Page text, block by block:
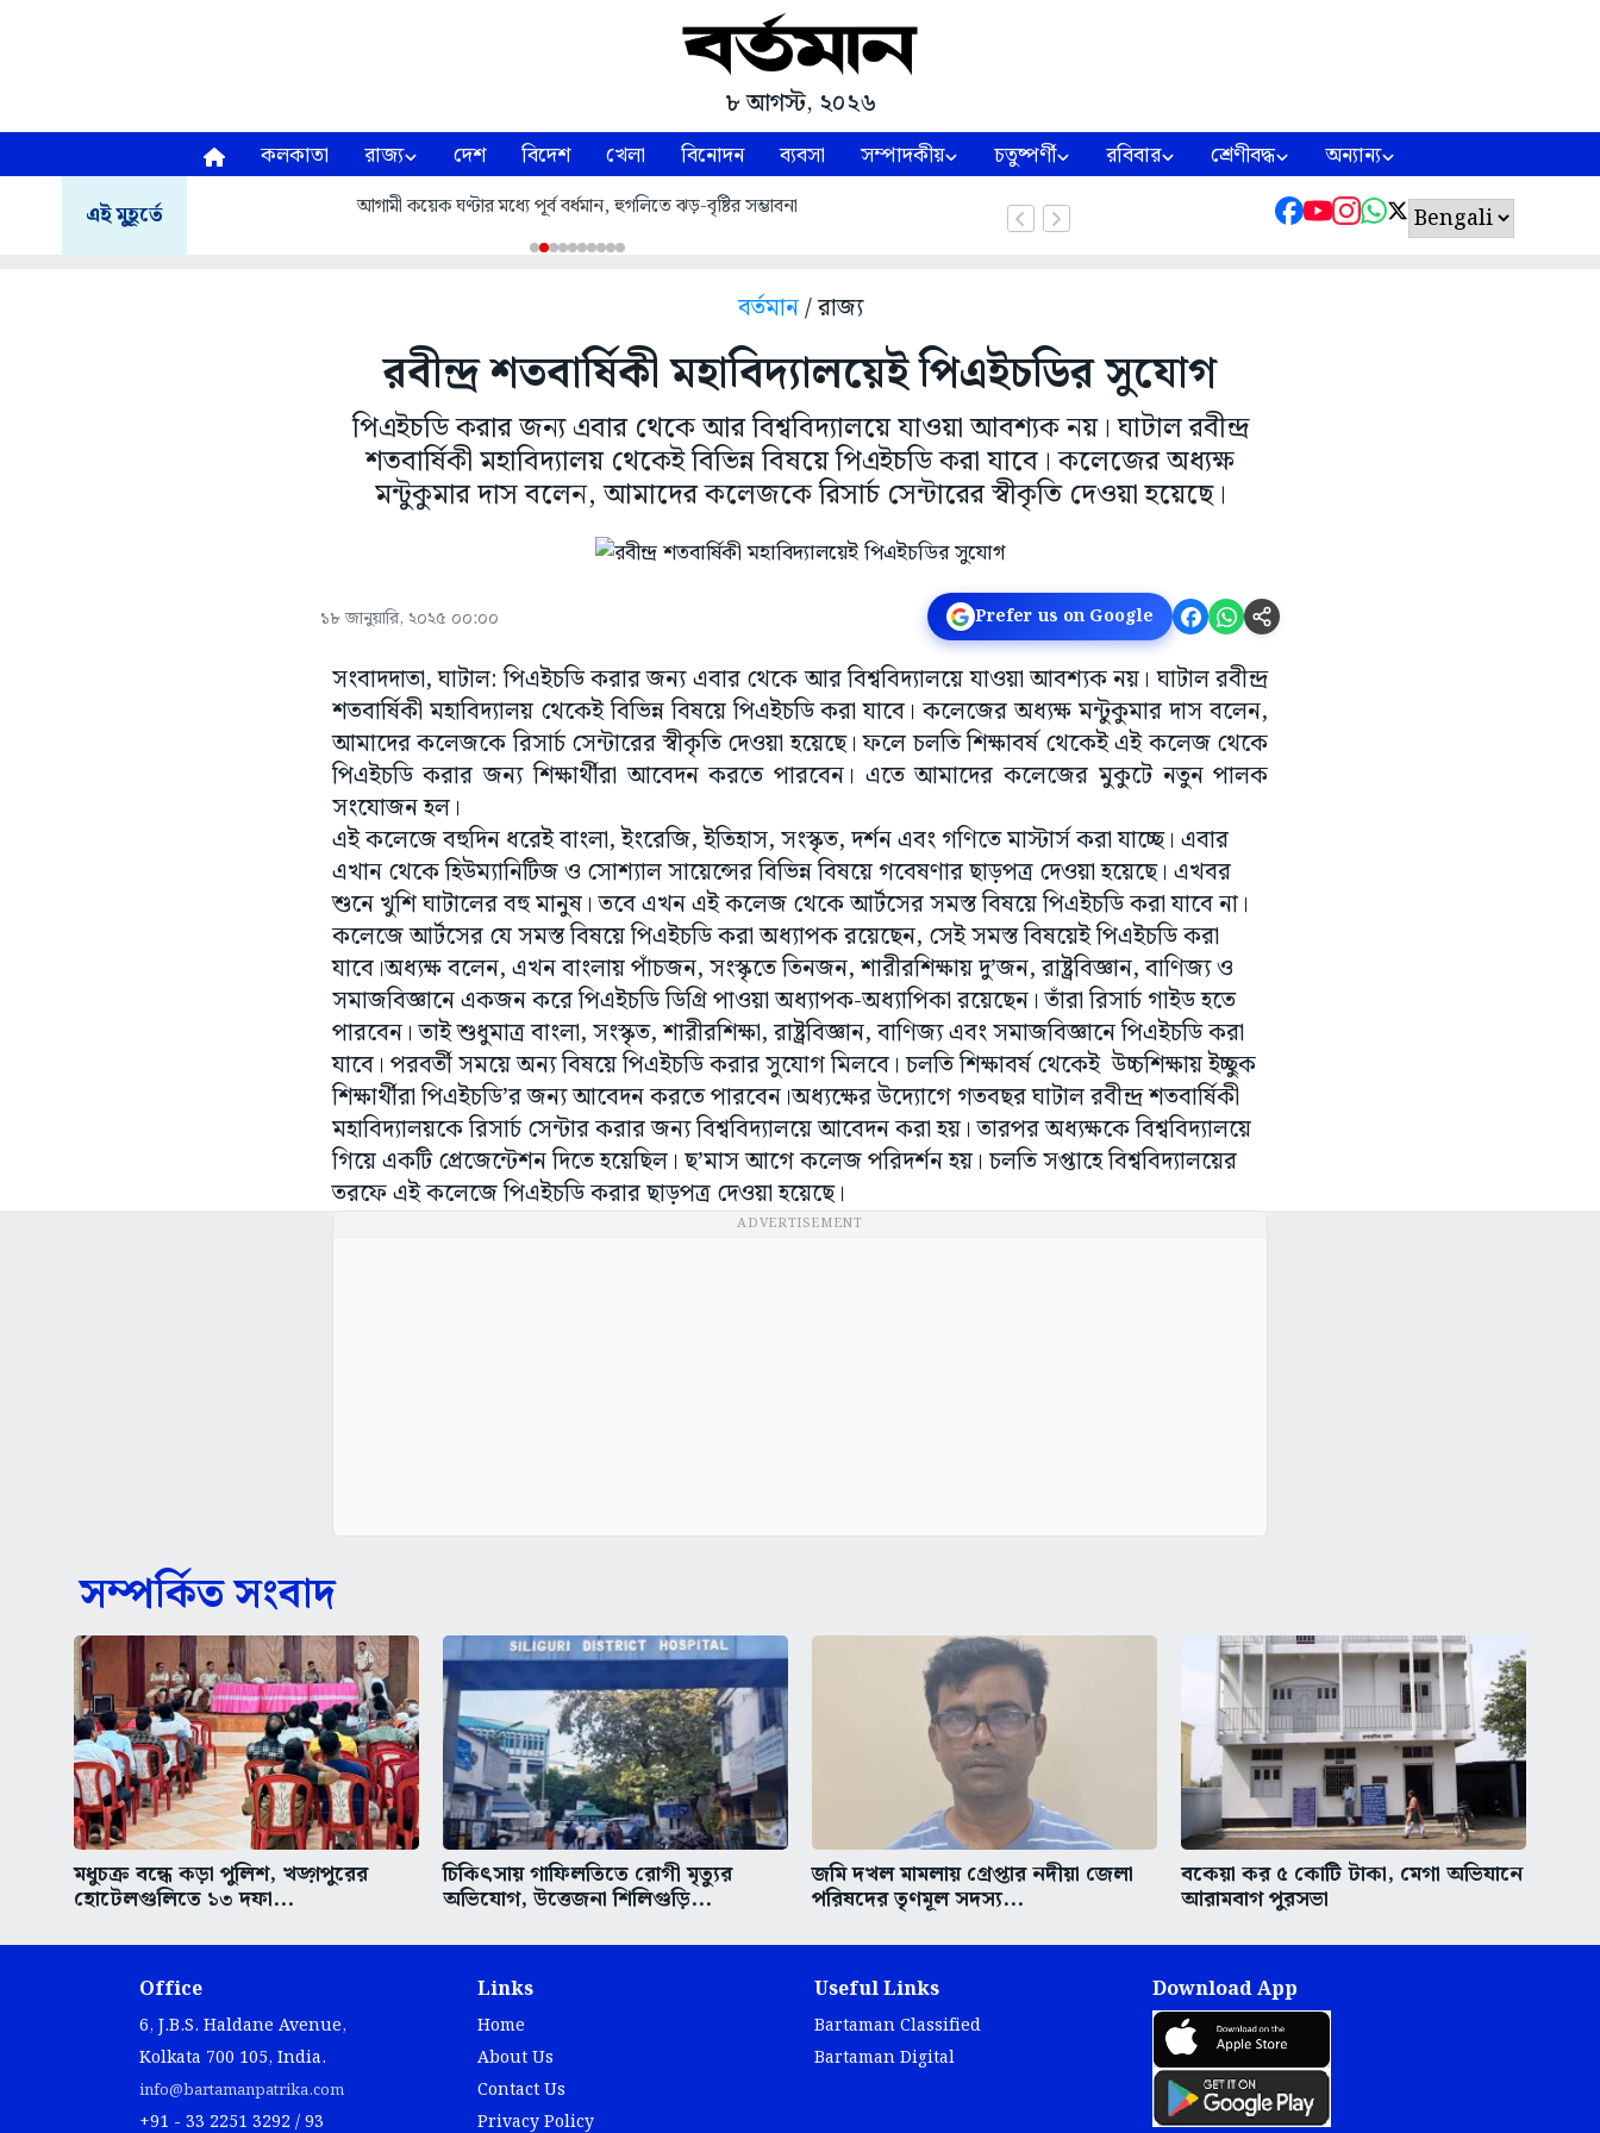
৮ আগস্ট, ২০২৬
কলকাতা রাজ্য দেশ বিদেশ খেলা বিনোদন ব্যবসা সম্পাদকীয় চতুষ্পর্ণী রবিবার শ্রেণীবদ্ধ অন্যান্য
এই মুহূর্তে আগামী কয়েক ঘণ্টার মধ্যে পূর্ব বর্ধমান, হুগলিতে ঝড়-বৃষ্টির সম্ভাবনা
বর্তমান/ রাজ্য
রবীন্দ্র শতবার্ষিকী মহাবিদ্যালয়েই পিএইচডির সুযোগ
পিএইচডি করার জন্য এবার থেকে আর বিশ্ববিদ্যালয়ে যাওয়া আবশ্যক নয়। ঘাটাল রবীন্দ্র
শতবার্ষিকী মহাবিদ্যালয় থেকেই বিভিন্ন বিষয়ে পিএইচডি করা যাবে। কলেজের অধ্যক্ষ
মন্টুকুমার দাস বলেন, আমাদের কলেজকে রিসার্চ সেন্টারের স্বীকৃতি দেওয়া হয়েছে।
১৮ জানুয়ারি, ২০২৫ ০০:০০ Prefer us on Google
সংবাদদাতা, ঘাটাল: পিএইচডি করার জন্য এবার থেকে আর বিশ্ববিদ্যালয়ে যাওয়া আবশ্যক নয়। ঘাটাল রবীন্দ্র
শতবার্ষিকী মহাবিদ্যালয় থেকেই বিভিন্ন বিষয়ে পিএইচডি করা যাবে। কলেজের অধ্যক্ষ মন্টুকুমার দাস বলেন,
আমাদের কলেজকে রিসার্চ সেন্টারের স্বীকৃতি দেওয়া হয়েছে। ফলে চলতি শিক্ষাবর্ষ থেকেই এই কলেজ থেকে
পিএইচডি করার জন্য শিক্ষার্থীরা আবেদন করতে পারবেন। এতে আমাদের কলেজের মুকুটে নতুন পালক
সংযোজন হল।
এই কলেজে বহুদিন ধরেই বাংলা, ইংরেজি, ইতিহাস, সংস্কৃত, দর্শন এবং গণিতে মাস্টার্স করা যাচ্ছে। এবার
এখান থেকে হিউম্যানিটিজ ও সোশ্যাল সায়েন্সের বিভিন্ন বিষয়ে গবেষণার ছাড়পত্র দেওয়া হয়েছে। এখবর
শুনে খুশি ঘাটালের বহু মানুষ। তবে এখন এই কলেজ থেকে আর্টসের সমস্ত বিষয়ে পিএইচডি করা যাবে না।
কলেজে আর্টসের যে সমস্ত বিষয়ে পিএইচডি করা অধ্যাপক রয়েছেন, সেই সমস্ত বিষয়েই পিএইচডি করা
যাবে।অধ্যক্ষ বলেন, এখন বাংলায় পাঁচজন, সংস্কৃতে তিনজন, শারীরশিক্ষায় দু’জন, রাষ্ট্রবিজ্ঞান, বাণিজ্য ও
সমাজবিজ্ঞানে একজন করে পিএইচডি ডিগ্রি পাওয়া অধ্যাপক-অধ্যাপিকা রয়েছেন। তাঁরা রিসার্চ গাইড হতে
পারবেন। তাই শুধুমাত্র বাংলা, সংস্কৃত, শারীরশিক্ষা, রাষ্ট্রবিজ্ঞান, বাণিজ্য এবং সমাজবিজ্ঞানে পিএইচডি করা
যাবে। পরবর্তী সময়ে অন্য বিষয়ে পিএইচডি করার সুযোগ মিলবে। চলতি শিক্ষাবর্ষ থেকেই উচ্চশিক্ষায় ইচ্ছুক
শিক্ষার্থীরা পিএইচডি’র জন্য আবেদন করতে পারবেন।অধ্যক্ষের উদ্যোগে গতবছর ঘাটাল রবীন্দ্র শতবার্ষিকী
মহাবিদ্যালয়কে রিসার্চ সেন্টার করার জন্য বিশ্ববিদ্যালয়ে আবেদন করা হয়। তারপর অধ্যক্ষকে বিশ্ববিদ্যালয়ে
গিয়ে একটি প্রেজেন্টেশন দিতে হয়েছিল। ছ’মাস আগে কলেজ পরিদর্শন হয়। চলতি সপ্তাহে বিশ্ববিদ্যালয়ের
তরফে এই কলেজে পিএইচডি করার ছাড়পত্র দেওয়া হয়েছে।
ADVERTISEMENT
সম্পর্কিত সংবাদ
মধুচক্র বন্ধে কড়া পুলিশ, খড়্গপুরের
হোটেলগুলিতে ১৩ দফা...
চিকিৎসায় গাফিলতিতে রোগী মৃত্যুর
অভিযোগ, উত্তেজনা শিলিগুড়ি...
জমি দখল মামলায় গ্রেপ্তার নদীয়া জেলা
পরিষদের তৃণমূল সদস্য...
বকেয়া কর ৫ কোটি টাকা, মেগা অভিযানে
আরামবাগ পুরসভা
Office
6, J.B.S. Haldane Avenue,
Kolkata 700 105, India.
info@bartamanpatrika.com
+91 - 33 2251 3292 / 93
Links
Home
About Us
Contact Us
Privacy Policy
Useful Links
Bartaman Classified
Bartaman Digital
Download App